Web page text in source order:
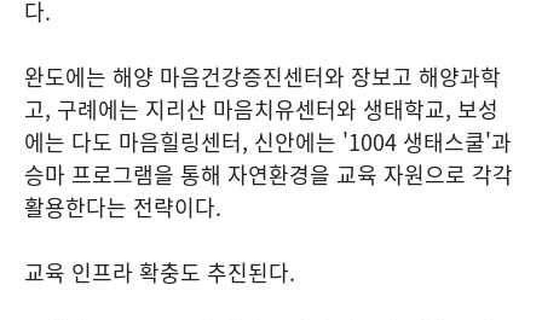
다.
완도에는 해양 마음건강증진센터와 장보고 해양과학
고, 구례에는 지리산 마음치유센터와 생태학교, 보성
에는 다도 마음힐링센터, 신안에는 '1004 생태스쿨'과
승마 프로그램을 통해 자연환경을 교육 자원으로 각각
활용한다는 전략이다.
교육 인프라 확충도 추진된다.